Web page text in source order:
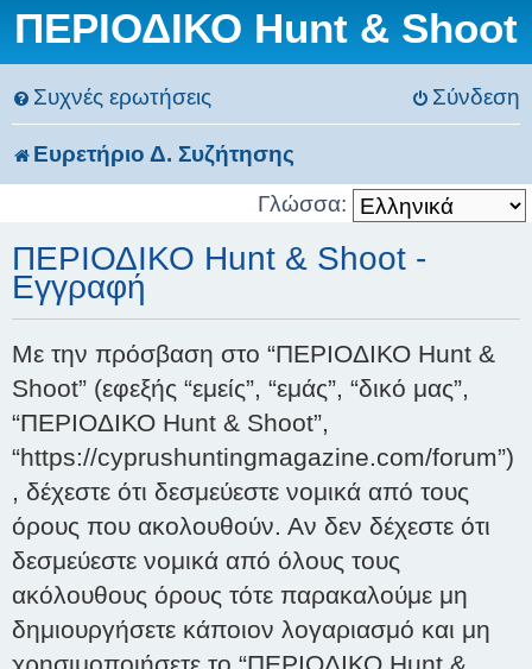
ΠΕΡΙΟΔΙΚΟ Hunt & Shoot
Συχνές ερωτήσεις Σύνδεση
Ευρετήριο Δ. Συζήτησης
Γλώσσα:
ΠΕΡΙΟΔΙΚΟ Hunt & Shoot -
Εγγραφή
Με την πρόσβαση στο “ΠΕΡΙΟΔΙΚΟ Hunt &
Shoot” (εφεξής “εμείς”, “εμάς”, “δικό μας”,
“ΠΕΡΙΟΔΙΚΟ Hunt & Shoot”,
“https://cyprushuntingmagazine.com/forum”)
, δέχεστε ότι δεσμεύεστε νομικά από τους
όρους που ακολουθούν. Αν δεν δέχεστε ότι
δεσμεύεστε νομικά από όλους τους
ακόλουθους όρους τότε παρακαλούμε μη
δημιουργήσετε κάποιον λογαριασμό και μη